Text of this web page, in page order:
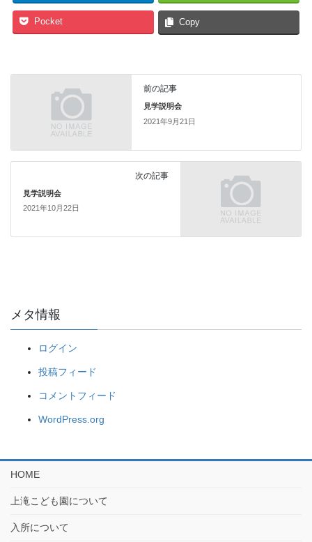
Pocket Copy
前の記事
見学説明会
2021年9月21日
次の記事
見学説明会
2021年10月22日
メタ情報
ログイン
投稿フィード
コメントフィード
WordPress.org
HOME
上滝こども園について
入所について